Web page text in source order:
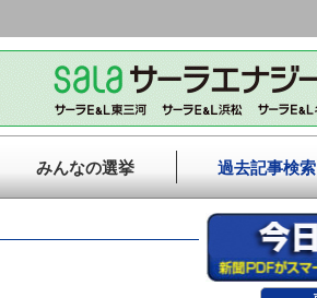
みんなの選挙 過去記事検索